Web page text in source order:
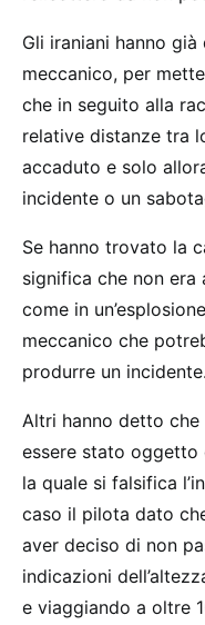
Gli iraniani hanno
meccanico, per
che in seguito alla
relative distanze tra
accaduto e solo
incidente o un
Se hanno trovato la
significa che non era
come in
meccanico che
produrre un incidente.
Altri hanno detto che
essere stato oggetto
la quale si falsifica
caso il pilota dato
aver deciso di non
indicazioni
e viaggiando a oltre